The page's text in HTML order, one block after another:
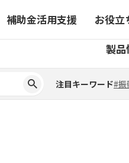
事業から探す
補助金活用支援
補助金ヘルプデスク
お役立
4コマ漫画でわかる取扱
注目キーワード#振
製品
事業から探す
補助金ヘルプデスク
4コマ漫画でわかる取扱
注目キーワード#振